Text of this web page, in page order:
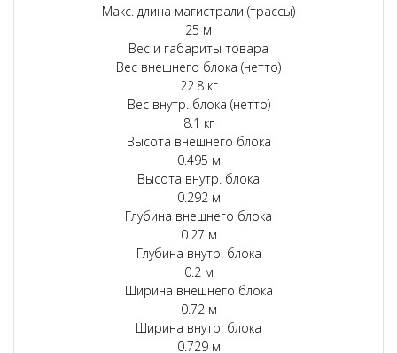
Макс. длина магистрали (трассы)
25 м
Вес и габариты товара
Вес внешнего блока (нетто)
22.8 кг
Вес внутр. блока (нетто)
8.1 кг
Высота внешнего блока
0.495 м
Высота внутр. блока
0.292 м
Глубина внешнего блока
0.27 м
Глубина внутр. блока
0.2 м
Ширина внешнего блока
0.72 м
Ширина внутр. блока
0.729 м